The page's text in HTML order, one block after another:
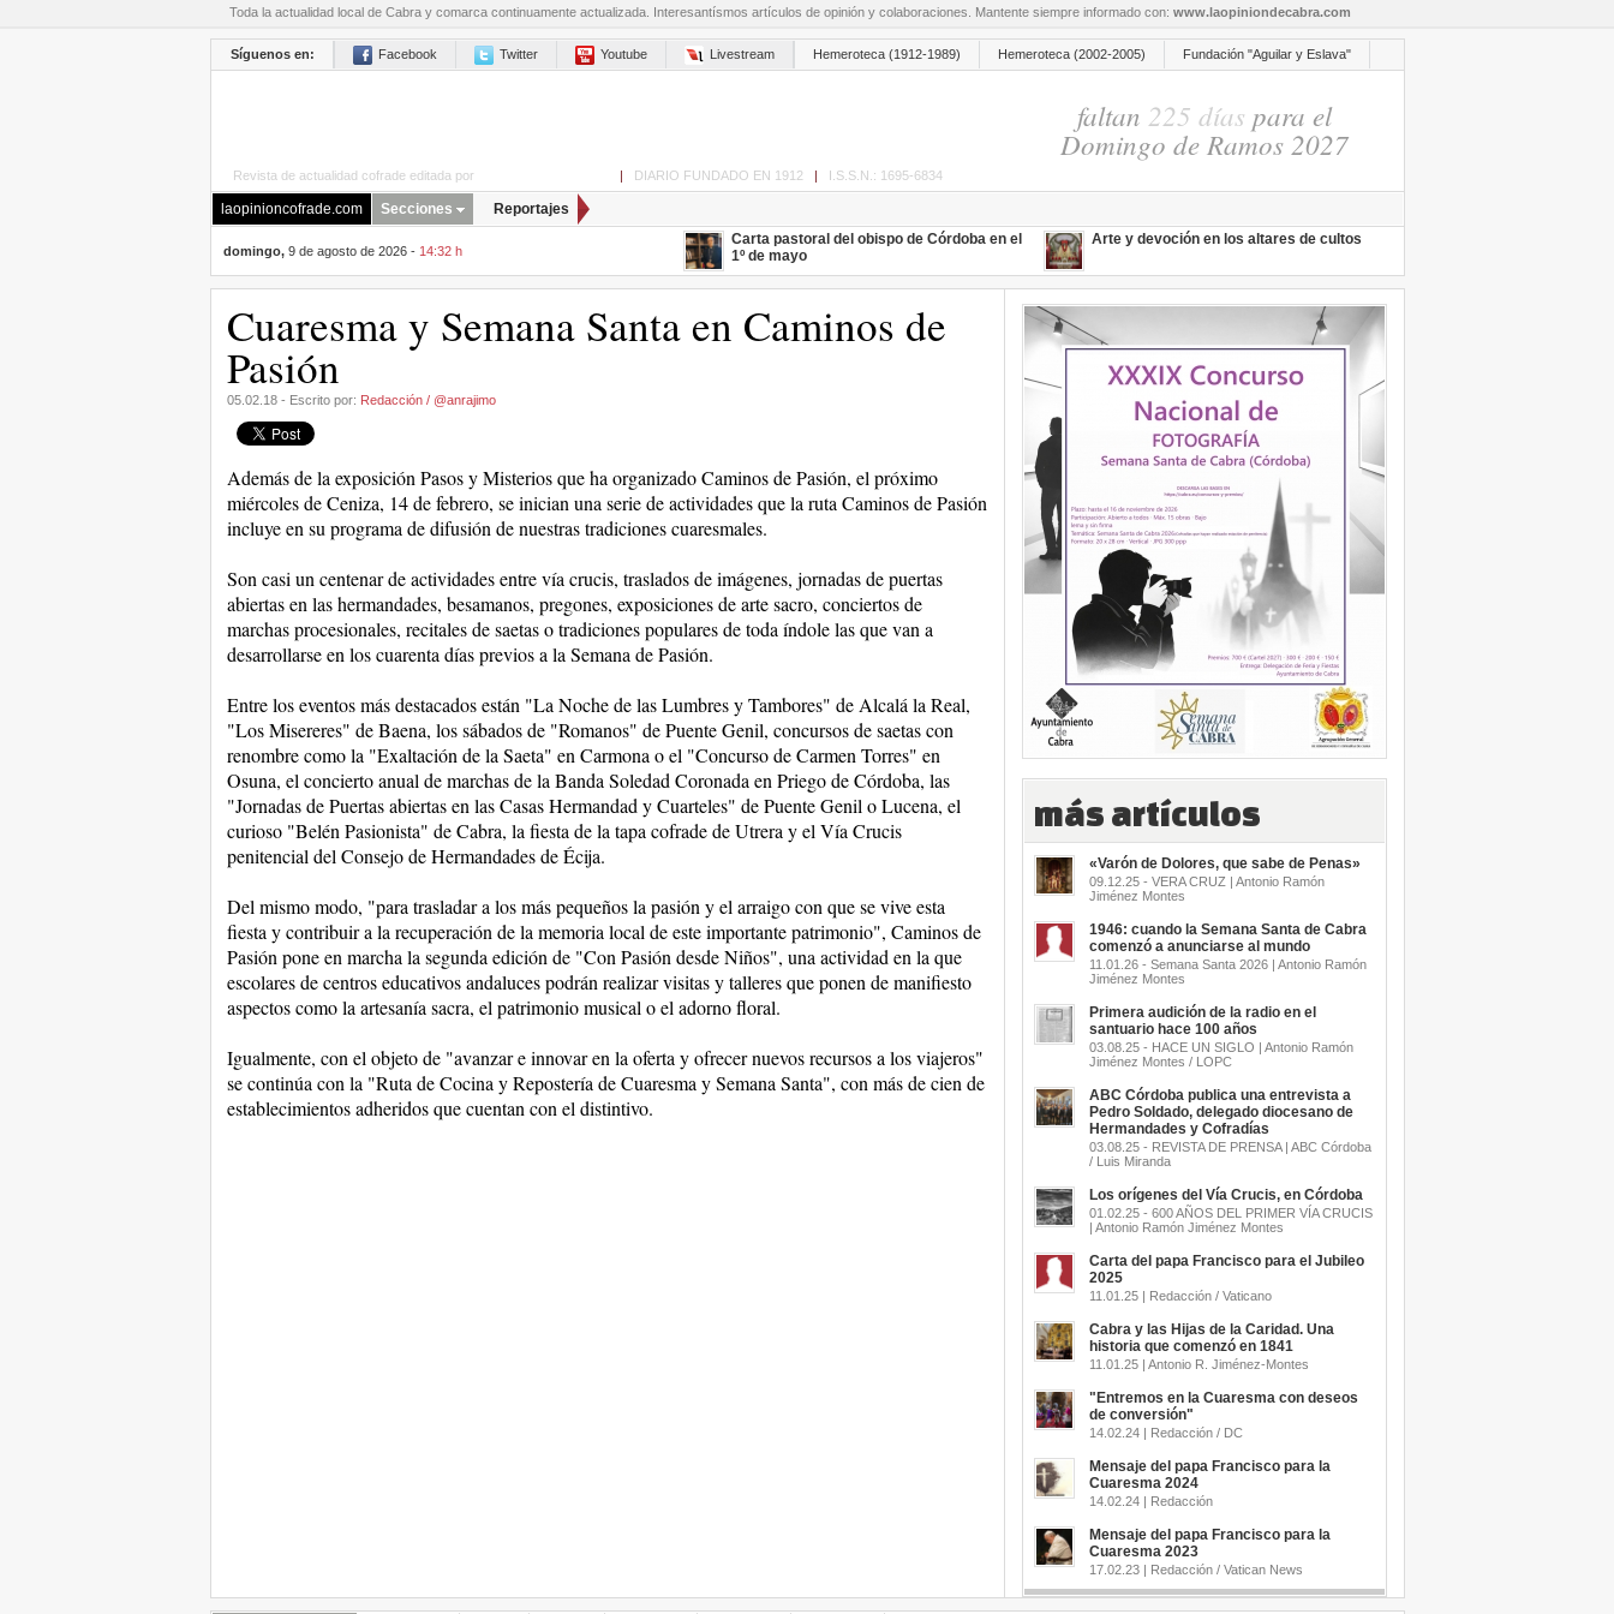
Toda la actualidad local de Cabra y comarca continuamente actualizada. Interesantísmos artículos de opinión y colaboraciones. Mantente siempre informado con: www.laopiniondecabra.com
Síguenos en: Facebook Twitter Youtube Livestream Hemeroteca (1912-1989) Hemeroteca (2002-2005) Fundación "Aguilar y Eslava"
faltan 225 días para el
Domingo de Ramos 2027
Revista de actualidad cofrade editada por | DIARIO FUNDADO EN 1912 | I.S.S.N.: 1695-6834
laopinioncofrade.com Secciones Reportajes
domingo,9 de agosto de 2026 - 14:32 h
Carta pastoral del obispo de Córdoba en el
1º de mayo
Arte y devoción en los altares de cultos
Cuaresma y Semana Santa en Caminos de
Pasión
05.02.18 - Escrito por: Redacción / @anrajimo
Además de la exposición Pasos y Misterios que ha organizado Caminos de Pasión, el próximo
miércoles de Ceniza, 14 de febrero, se inician una serie de actividades que la ruta Caminos de Pasión
incluye en su programa de difusión de nuestras tradiciones cuaresmales.
Son casi un centenar de actividades entre vía crucis, traslados de imágenes, jornadas de puertas
abiertas en las hermandades, besamanos, pregones, exposiciones de arte sacro, conciertos de
marchas procesionales, recitales de saetas o tradiciones populares de toda índole las que van a
desarrollarse en los cuarenta días previos a la Semana de Pasión.
Entre los eventos más destacados están "La Noche de las Lumbres y Tambores" de Alcalá la Real,
"Los Misereres" de Baena, los sábados de "Romanos" de Puente Genil, concursos de saetas con
renombre como la "Exaltación de la Saeta" en Carmona o el "Concurso de Carmen Torres" en
Osuna, el concierto anual de marchas de la Banda Soledad Coronada en Priego de Córdoba, las
"Jornadas de Puertas abiertas en las Casas Hermandad y Cuarteles" de Puente Genil o Lucena, el
curioso "Belén Pasionista" de Cabra, la fiesta de la tapa cofrade de Utrera y el Vía Crucis
penitencial del Consejo de Hermandades de Écija.
Del mismo modo, "para trasladar a los más pequeños la pasión y el arraigo con que se vive esta
fiesta y contribuir a la recuperación de la memoria local de este importante patrimonio", Caminos de
Pasión pone en marcha la segunda edición de "Con Pasión desde Niños", una actividad en la que
escolares de centros educativos andaluces podrán realizar visitas y talleres que ponen de manifiesto
aspectos como la artesanía sacra, el patrimonio musical o el adorno floral.
Igualmente, con el objeto de "avanzar e innovar en la oferta y ofrecer nuevos recursos a los viajeros"
se continúa con la "Ruta de Cocina y Repostería de Cuaresma y Semana Santa", con más de cien de
establecimientos adheridos que cuentan con el distintivo.
más artículos
«Varón de Dolores, que sabe de Penas»
09.12.25 - VERA CRUZ | Antonio Ramón
Jiménez Montes
1946: cuando la Semana Santa de Cabra
comenzó a anunciarse al mundo
11.01.26 - Semana Santa 2026 | Antonio Ramón
Jiménez Montes
Primera audición de la radio en el
santuario hace 100 años
03.08.25 - HACE UN SIGLO | Antonio Ramón
Jiménez Montes / LOPC
ABC Córdoba publica una entrevista a
Pedro Soldado, delegado diocesano de
Hermandades y Cofradías
03.08.25 - REVISTA DE PRENSA | ABC Córdoba
/ Luis Miranda
Los orígenes del Vía Crucis, en Córdoba
01.02.25 - 600 AÑOS DEL PRIMER VÍA CRUCIS
| Antonio Ramón Jiménez Montes
Carta del papa Francisco para el Jubileo
2025
11.01.25 | Redacción / Vaticano
Cabra y las Hijas de la Caridad. Una
historia que comenzó en 1841
11.01.25 | Antonio R. Jiménez-Montes
"Entremos en la Cuaresma con deseos
de conversión"
14.02.24 | Redacción / DC
Mensaje del papa Francisco para la
Cuaresma 2024
14.02.24 | Redacción
Mensaje del papa Francisco para la
Cuaresma 2023
17.02.23 | Redacción / Vatican News